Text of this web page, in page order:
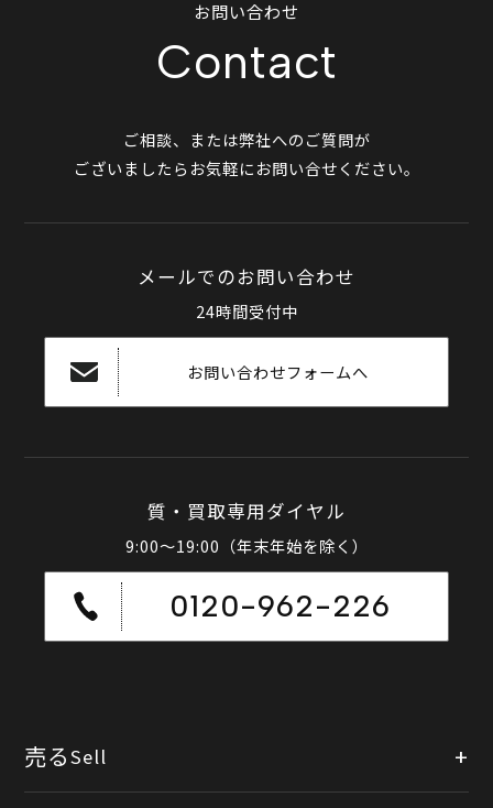
お問い合わせ
Contact
ご相談、または弊社へのご質問が
ございましたらお気軽にお問い合せください。
メールでのお問い合わせ
24時間受付中
お問い合わせフォームへ
質・買取専用ダイヤル
9:00～19:00（年末年始を除く）
0120-962-226
売るSell